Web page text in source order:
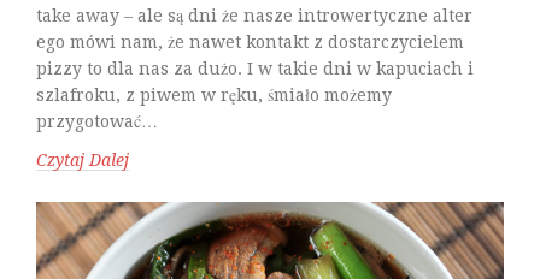
take away – ale są dni że nasze introwertyczne alter
ego mówi nam, że nawet kontakt z dostarczycielem
pizzy to dla nas za dużo. I w takie dni w kapuciach i
szlafroku, z piwem w ręku, śmiało możemy
przygotować…
Czytaj Dalej